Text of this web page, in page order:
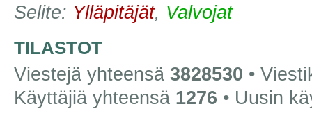
Selite: Ylläpitäjät, Valvojat
TILASTOT
Viestejä yhteensä 3828530 •
Käyttäjiä yhteensä 1276 • Uusin